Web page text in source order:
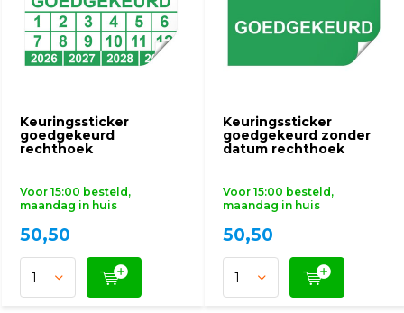
Keuringssticker
goedgekeurd
rechthoek
Voor 15:00 besteld,
maandag in huis
50,50
Keuringssticker
goedgekeurd zonder
datum rechthoek
Voor 15:00 besteld,
maandag in huis
50,50